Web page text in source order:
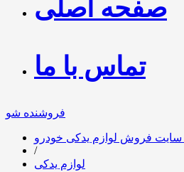
صفحه اصلی
تماس با ما
فروشنده شو
فروش لوازم یدکی خودرو
/
لوازم یدکی